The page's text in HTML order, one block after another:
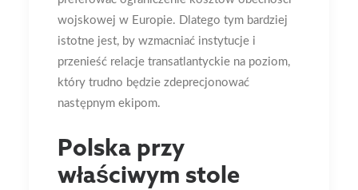
wojskowej w Europie. Dlatego tym bardziej
istotne jest, by wzmacniać instytucje i
przenieść relacje transatlantyckie na poziom,
który trudno będzie zdeprecjonować
następnym ekipom.
Polska przy
właściwym stole